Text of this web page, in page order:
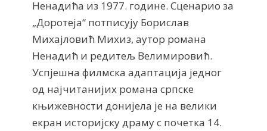
Ненадића из 1977. године. Сценарио за
„Доротеја“ потписују Борислав
Михајловић Михиз, аутор романа
Ненадић и редитељ Велимировић.
Успјешна филмска адаптација једног
од најчитанијих романа српске
књижевности донијела је на велики
екран историјску драму с почетка 14.